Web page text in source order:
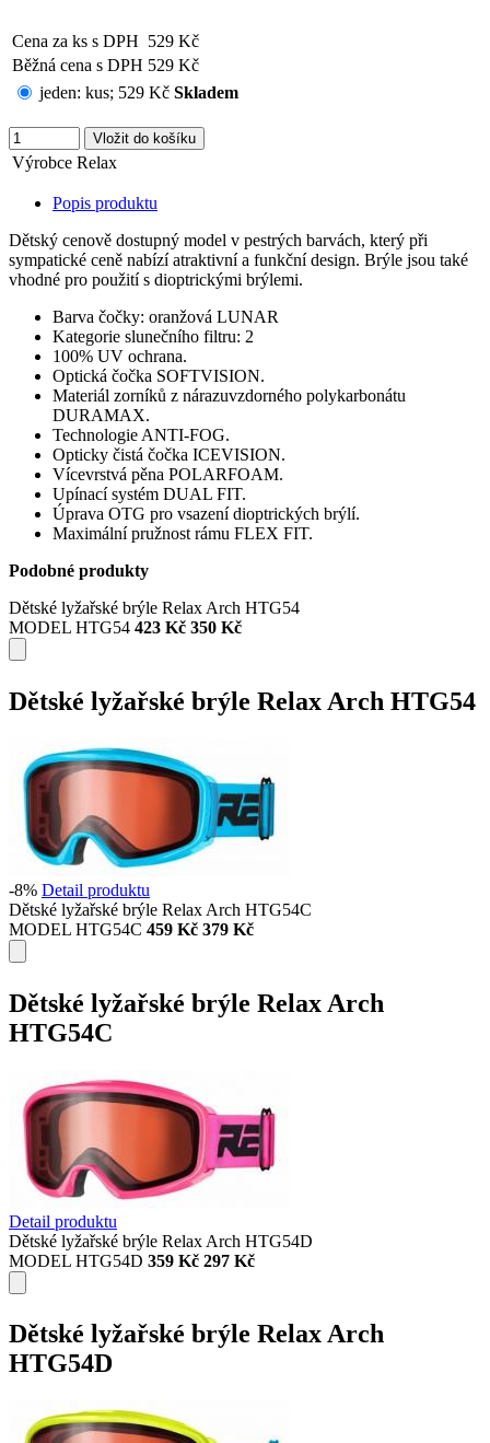
Cena za ks s DPH 529 Kč
Běžná cena s DPH 529 Kč
jeden: kus; 529 Kč Skladem
Výrobce Relax
Popis produktu
Dětský cenově dostupný model v pestrých barvách, který při
sympatické ceně nabízí atraktivní a funkční design. Brýle jsou také
vhodné pro použití s dioptrickými brýlemi.
Barva čočky: oranžová LUNAR
Kategorie slunečního filtru: 2
100% UV ochrana.
Optická čočka SOFTVISION.
Materiál zorníků z nárazuvzdorného polykarbonátu
DURAMAX.
Technologie ANTI-FOG.
Opticky čistá čočka ICEVISION.
Vícevrstvá pěna POLARFOAM.
Upínací systém DUAL FIT.
Úprava OTG pro vsazení dioptrických brýlí.
Maximální pružnost rámu FLEX FIT.
Podobné produkty
Dětské lyžařské brýle Relax Arch HTG54
MODEL HTG54 423 Kč 350 Kč
Dětské lyžařské brýle Relax Arch HTG54
-8% Detail produktu
Dětské lyžařské brýle Relax Arch HTG54C
MODEL HTG54C 459 Kč 379 Kč
Dětské lyžařské brýle Relax Arch
HTG54C
Detail produktu
Dětské lyžařské brýle Relax Arch HTG54D
MODEL HTG54D 359 Kč 297 Kč
Dětské lyžařské brýle Relax Arch
HTG54D